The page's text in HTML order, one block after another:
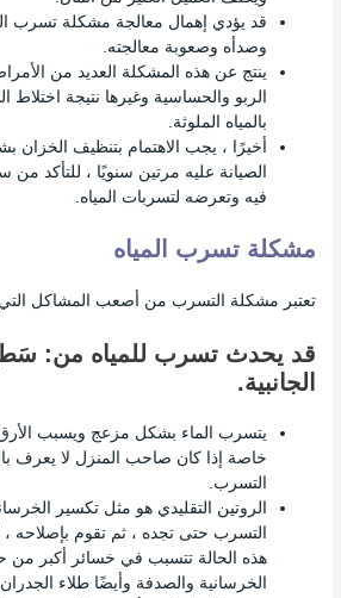
قد يؤدي إهمال معالجة مشكلة تسرب
وصدأه وصعوبة معالجته.
ينتج عن هذه المشكلة العديد من
الربو والحساسية وغيرها نتيجة اختلاط
بالمياه الملوثة.
أخيرًا ، يجب الاهتمام بتنظيف الخزان
الصيانة عليه مرتين سنويًا ، للتأكد
فيه وتعرضه لتسربات المياه.
مشكلة تسرب المياه
تعتبر مشكلة التسرب من أصعب المشاكل
قد يحدث تسرب للمياه من:
الجانبية.
يتسرب الماء بشكل مزعج ويسبب
خاصة إذا كان صاحب المنزل لا يعرف
التسرب.
الروتين التقليدي هو مثل تكسير
التسرب حتى تجده ، ثم تقوم بإصلاحه
هذه الحالة تتسبب في خسائر أكبر من
الخرسانية والصدفة وأيضًا طلاء